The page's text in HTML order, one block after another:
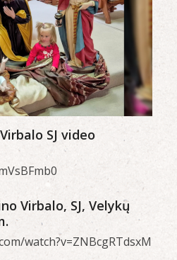
SJ video
Virbalo, SJ, Velykų
watch?v=ZNBcgRTdsxM